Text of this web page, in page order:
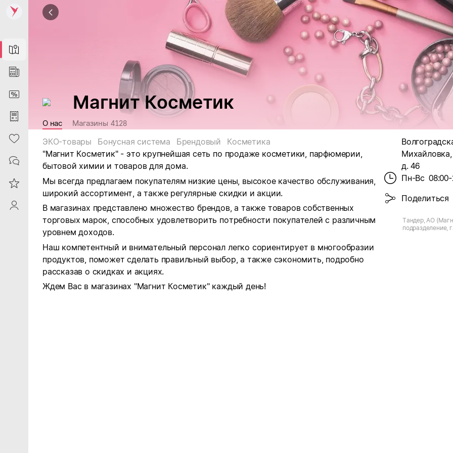
Map
News
DiscountCard
Purchases
Heart
Contacts
Reviews
ProfileSaby
Магнит Косметик
О нас Магазины 4128
ЭКО-товары Бонусная система Брендовый
Косметика
"Магнит Косметик" - это крупнейшая сеть по продаже косметики, парфюмерии,
бытовой химии и товаров для дома.
Мы всегда предлагаем покупателям низкие цены, высокое качество обслуживания,
широкий ассортимент, а также регулярные скидки и акции.
В магазинах представлено множество брендов, а также товаров собственных
торговых марок, способных удовлетворить потребности покупателей с различным
уровнем доходов.
Наш компетентный и внимательный персонал легко сориентирует в многообразии
продуктов, поможет сделать правильный выбор, а также сэкономить, подробно
рассказав о скидках и акциях.
Ждем Вас в магазинах "Магнит Косметик" каждый день!
д. 46
Пн-Вс
Поделиться
Тандер, АО
подразделение,